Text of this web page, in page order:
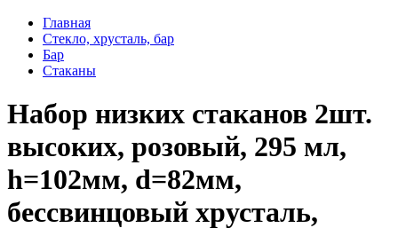
Главная
Стекло, хрусталь, бар
Бар
Стаканы
Набор низких стаканов 2шт.
высоких, розовый, 295 мл,
h=102мм, d=82мм,
бессвинцовый хрусталь,